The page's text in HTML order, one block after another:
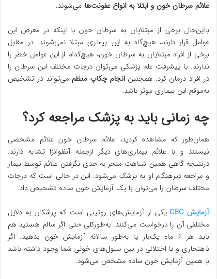
علائم سرطان خون و ابتلا به انواع عفونت‌ها می‌شوند.
بااین‌حال برخی از مبتلایان به سرطان خون با اینکه در معرض این
عوامل قرار دارند، هیچ‌گاه به این بیماری مبتلا نمی‌شوند. در مقابل
برخی از افراد مبتلایان به سرطان خون، هیچ‌کدام از این عوامل خطر را
ندارند. با پیشرفت علم پزشکی می‌توان درجات مختلف این سرطان را
در افراد درمان کرد. همچنین انجام چکاپ منظممی‌تواند در تشخیص
به‌موقع این بیماری موثر باشد.
چه زمانی باید به پزشک مراجعه کرد؟
همان‌‌طور که مشاهده کردید، علائم سرطان خون علائم مشخصی
نیستند و با علائم بیماری‌های دیگر ازجمله آنفلوانزا تشابه دارند.
درنتیجه گاهی همین شباهت منجر به جدی نگرفتن علائم توسط بیمار
و مراجعه دیرهنگام او به پزشک می‌شود. این در حالی است که درجات
مختلف سرطان را می‌توان با یک آزمایش خون ساده تشخیص داد.
آزمایش CBC
یکی از آزمایش‌های روتینی است که پزشکان به دلایل
مختلفی آن را درخواست می‌کنند. به‌طورکلی حتی اگر سالم هستید هم
باید هر ۶ ماه یک‌بار یا به‌طور سالانه آزمایش خون بدهید. اگر
ناهنجاری و یا اختلالی در بین سلول‌های خونی شما وجود داشته باشد
با همین آزمایش خون ساده مشخص می‌شود.